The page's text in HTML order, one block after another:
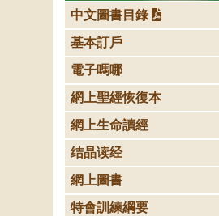
中文圖書目錄
基本訂戶
電子嗎哪
網上聖經恢復本
網上生命讀經
结晶读经
網上圖書
特會訓練綱要